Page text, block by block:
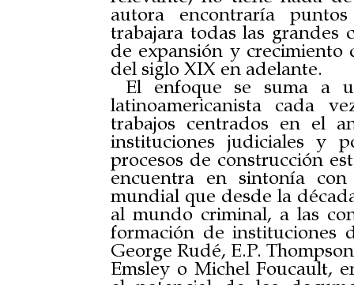
autora encontraría
trabajara todas las grandes
de expansión y crecimiento
del siglo XIX en adelante.
El enfoque se suma a
latinoamericanista cada
trabajos centrados en el
instituciones judiciales y
procesos de construcción
encuentra en sintonía
mundial que desde la
al mundo criminal, a las
formación de instituciones
George Rudé, E.P.
Emsley o Michel Foucault,